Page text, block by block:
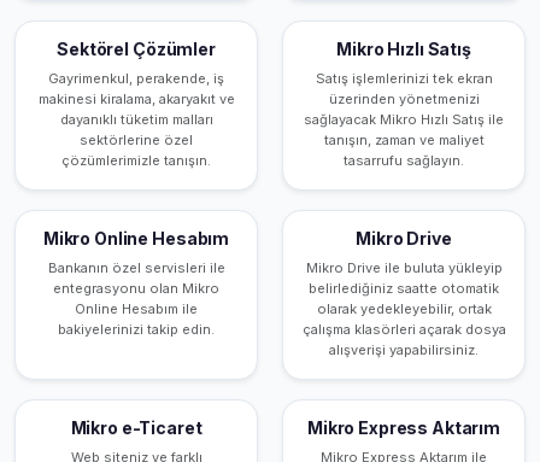
Sektörel Çözümler
Gayrimenkul, perakende, iş
makinesi kiralama, akaryakıt ve
dayanıklı tüketim malları
sektörlerine özel
çözümlerimizle tanışın.
Mikro Hızlı Satış
Satış işlemlerinizi tek ekran
üzerinden yönetmenizi
sağlayacak Mikro Hızlı Satış ile
tanışın, zaman ve maliyet
tasarrufu sağlayın.
Mikro Online Hesabım
Bankanın özel servisleri ile
entegrasyonu olan Mikro
Online Hesabım ile
bakiyelerinizi takip edin.
Mikro Drive
Mikro Drive ile buluta yükleyip
belirlediğiniz saatte otomatik
olarak yedekleyebilir, ortak
çalışma klasörleri açarak dosya
alışverişi yapabilirsiniz.
Mikro e-Ticaret
Web siteniz ve farklı
Mikro Express Aktarım
Mikro Express Aktarım ile